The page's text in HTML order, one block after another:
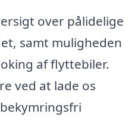
over pålidelige
samt muligheden
af flyttebiler.
ved at lade os